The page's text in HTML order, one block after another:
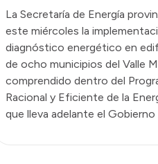
La Secretaría de Energía
este miércoles la
diagnóstico energético en
de ocho municipios del Valle
comprendido dentro del
Racional y Eficiente de la
que lleva adelante el Gobierno